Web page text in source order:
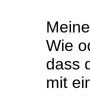
Wie
dass
mit